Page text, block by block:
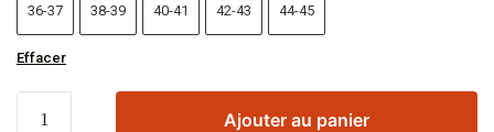
36-37 38-39 40-41 42-43 44-45
Effacer
Ajouter au panier